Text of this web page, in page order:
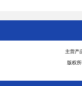
主营产
版权